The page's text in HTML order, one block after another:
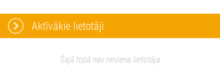
Aktīvākie lietotāji
Šajā topā nav neviena lietotāja